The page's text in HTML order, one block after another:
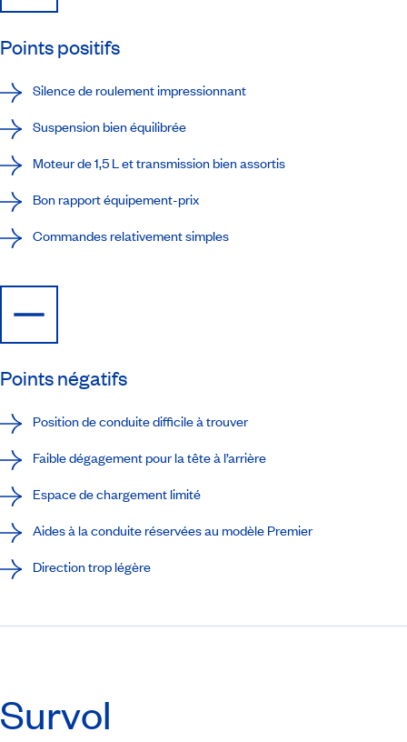
Points positifs
Silence de roulement impressionnant
Suspension bien équilibrée
Moteur de 1,5 L et transmission bien assortis
Bon rapport équipement-prix
Commandes relativement simples
Points négatifs
Position de conduite difficile à trouver
Faible dégagement pour la tête à l’arrière
Espace de chargement limité
Aides à la conduite réservées au modèle Premier
Direction trop légère
Survol